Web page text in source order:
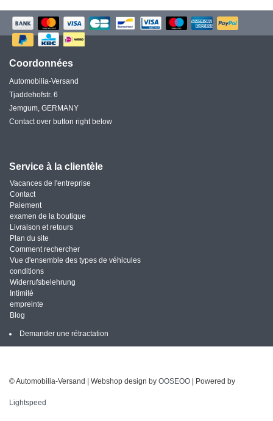
Coordonnées
Automobilia-Versand
Tjaddehofstr. 6
Jemgum, GERMANY
Contact over button right below
Service à la clientèle
Vacances de l'entreprise
Contact
Paiement
examen de la boutique
Livraison et retours
Plan du site
Comment rechercher
Vue d'ensemble des types de véhicules
conditions
Widerrufsbelehrung
Intimité
empreinte
Blog
Demander une rétractation
© Automobilia-Versand | Webshop design by OOSEOO | Powered by
Lightspeed